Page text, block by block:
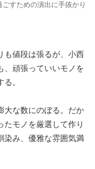
すための演出に手抜かり
も値段は張るが、小西
、頑張っていいモノを
。
大な数にのぼる。だか
たモノを厳選して作り
染み、優雅な雰囲気満